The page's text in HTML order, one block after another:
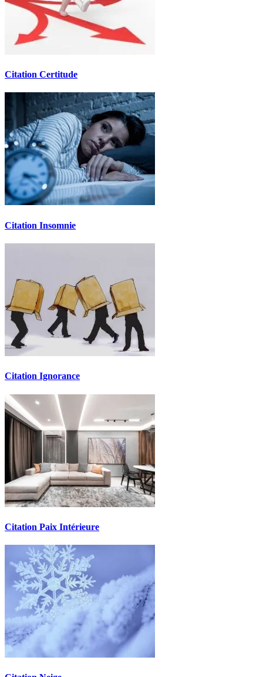
Citation Certitude
Citation Insomnie
Citation Ignorance
Citation Paix Intérieure